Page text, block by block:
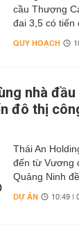
cầu Thượng
đai 3,5 có tiến
QUY HOẠCH
nhà
đô thị
Thái An
đến từ Vương
Quảng Ninh
DỰ ÁN 10:49 |